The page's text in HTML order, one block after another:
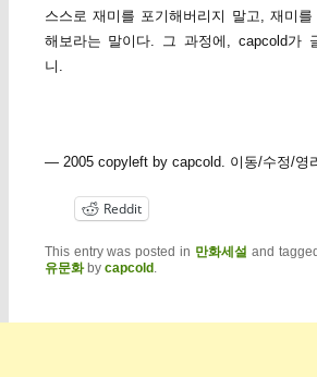
스스로 재미를 포기해버리지 말고, 재미
해보라는 말이다. 그 과정에, capcold가
니.
— 2005 copyleft by capcold. 이동/수정/영
Reddit
This entry was posted in 만화세설 and tagged
유문화by capcold .